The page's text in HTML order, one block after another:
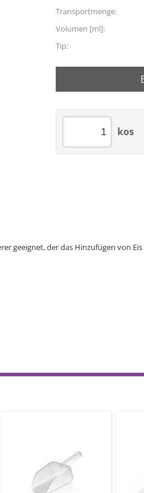
Transportmenge:
Volumen [ml]:
Tip:
kos
geeignet, der das Hinzufügen von